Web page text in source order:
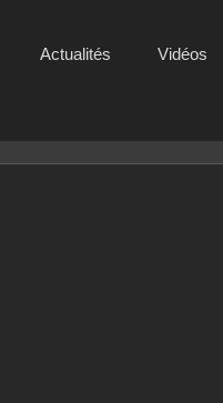
Actualités Vidéos